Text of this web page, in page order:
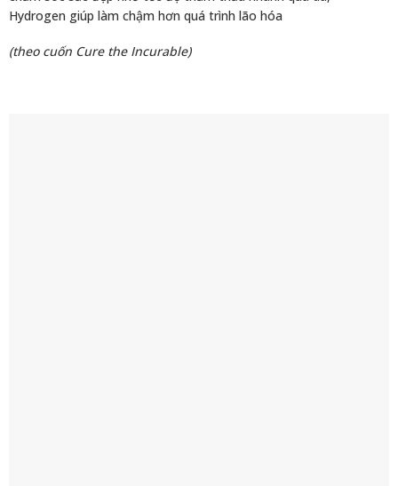
Hydrogen giúp làm chậm hơn quá trình lão hóa
(theo cuốn Cure the Incurable)